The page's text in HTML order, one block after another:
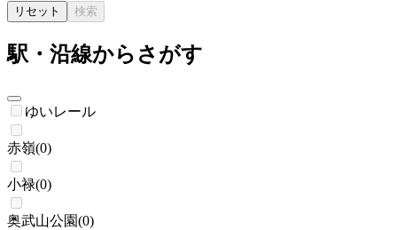
リセット 検索
駅・沿線からさがす
ゆいレール
赤嶺(0)
小禄(0)
奥武山公園(0)